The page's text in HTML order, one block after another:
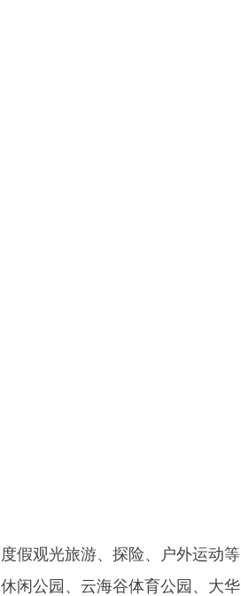
假观光旅游、探险、户外运动等
闲公园、云海谷体育公园、大华